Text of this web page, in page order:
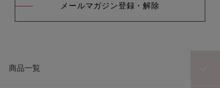
メールマガジン登録・解除
商品一覧